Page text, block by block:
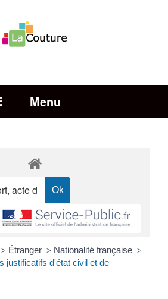
Open Menu
> Étranger > Nationalité française >
justificatifs d'état civil et de